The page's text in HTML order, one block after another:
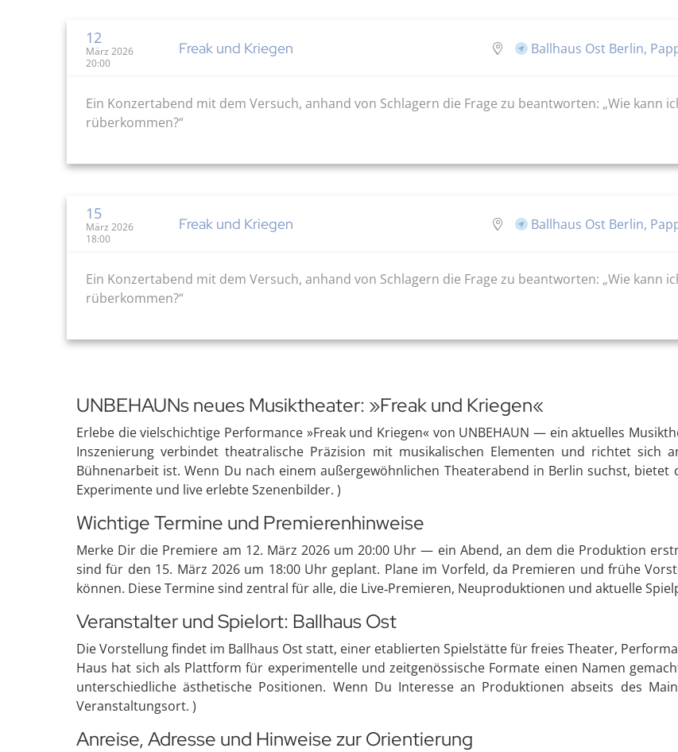
12
März 2026
20:00
Freak und Kriegen Ballhaus Ost Berlin,
Ein Konzertabend mit dem Versuch, anhand von Schlagern die Frage zu beantworten: „Wie
rüberkommen?“
15
März 2026
18:00
Freak und Kriegen Ballhaus Ost Berlin,
Ein Konzertabend mit dem Versuch, anhand von Schlagern die Frage zu beantworten: „Wie
rüberkommen?“
UNBEHAUNs neues Musiktheater: »Freak und Kriegen«
Erlebe die vielschichtige Performance »Freak und Kriegen« von UNBEHAUN — ein aktuelles
Inszenierung verbindet theatralische Präzision mit musikalischen Elementen und richtet sich
Bühnenarbeit ist. Wenn Du nach einem außergewöhnlichen Theaterabend in Berlin suchst,
Experimente und live erlebte Szenenbilder. )
Wichtige Termine und Premierenhinweise
Merke Dir die Premiere am 12. März 2026 um 20:00 Uhr — ein Abend, an dem die Produktion
sind für den 15. März 2026 um 18:00 Uhr geplant. Plane im Vorfeld, da Premieren und frühe
können. Diese Termine sind zentral für alle, die Live‑Premieren, Neuproduktionen und aktuelle
Veranstalter und Spielort: Ballhaus Ost
Die Vorstellung findet im Ballhaus Ost statt, einer etablierten Spielstätte für freies Theater,
Haus hat sich als Plattform für experimentelle und zeitgenössische Formate einen Namen
unterschiedliche ästhetische Positionen. Wenn Du Interesse an Produktionen abseits des
Veranstaltungsort. )
Anreise, Adresse und Hinweise zur Orientierung